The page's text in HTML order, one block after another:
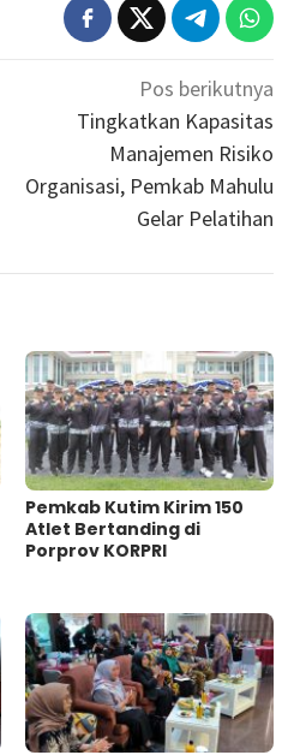
Pos berikutnya
Tingkatkan Kapasitas
Manajemen Risiko
Organisasi, Pemkab Mahulu
Gelar Pelatihan
Pemkab Kutim Kirim 150
Atlet Bertanding di
Porprov KORPRI